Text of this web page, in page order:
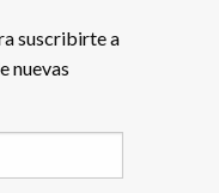
suscribirte a
nuevas